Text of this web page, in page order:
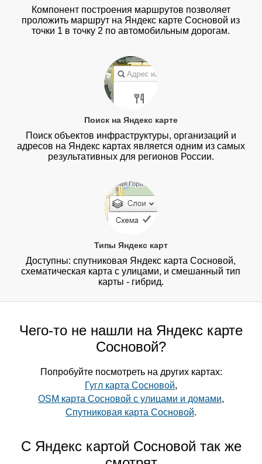
Компонент построения маршрутов позволяет
проложить маршрут на Яндекс карте Сосновой из
точки 1 в точку 2 по автомобильным дорогам.
Поиск на Яндекс карте
Поиск объектов инфраструктуры, организаций и
адресов на Яндекс картах является одним из самых
результативных для регионов России.
Типы Яндекс карт
Доступны: спутниковая Яндекс карта Сосновой,
схематическая карта с улицами, и смешанный тип
карты - гибрид.
Чего-то не нашли на Яндекс карте
Сосновой?
Попробуйте посмотреть на других картах:
Гугл карта Сосновой,
OSM карта Сосновой с улицами и домами,
Спутниковая карта Сосновой.
С Яндекс картой Сосновой так же